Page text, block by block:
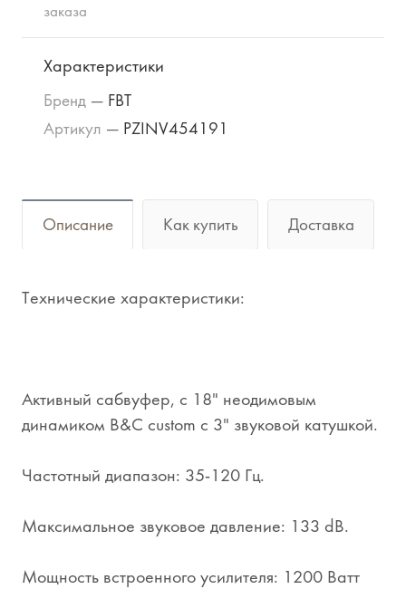
заказа
Характеристики
Бренд — FBT
Артикул — PZINV454191
Описание Как купить Доставка
Технические характеристики:
Активный сабвуфер, с 18" неодимовым
динамиком B&C custom с 3" звуковой катушкой.
Частотный диапазон: 35-120 Гц.
Максимальное звуковое давление: 133 dB.
Мощность встроенного усилителя: 1200 Ватт